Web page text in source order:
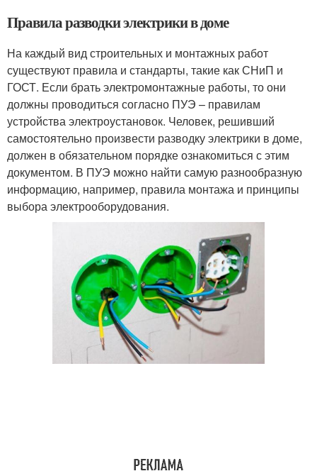
Правила разводки электрики в доме
На каждый вид строительных и монтажных работ
существуют правила и стандарты, такие как СНиП и
ГОСТ. Если брать электромонтажные работы, то они
должны проводиться согласно ПУЭ – правилам
устройства электроустановок. Человек, решивший
самостоятельно произвести разводку электрики в доме,
должен в обязательном порядке ознакомиться с этим
документом. В ПУЭ можно найти самую разнообразную
информацию, например, правила монтажа и принципы
выбора электрооборудования.